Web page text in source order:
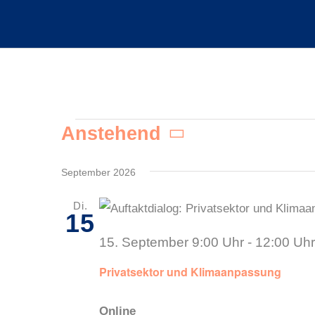
Anstehend
wählen.
September 2026
Di.
15
Privatsektor und Klimaanpassung
15. September 9:00 Uhr - 12:00 Uhr
Online